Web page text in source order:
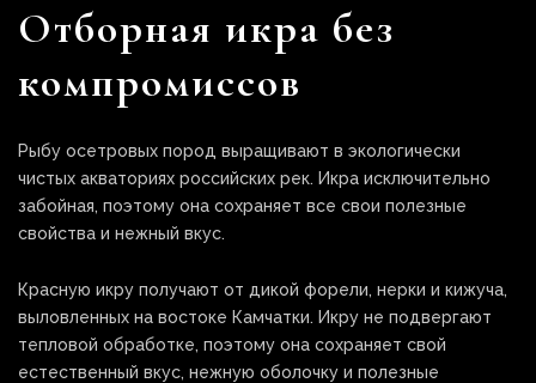
Отборная икра без
компромиссов
Рыбу осетровых пород выращивают в экологически
чистых акваториях российских рек. Икра исключительно
забойная, поэтому она сохраняет все свои полезные
свойства и нежный вкус.
Красную икру получают от дикой форели, нерки и кижуча,
выловленных на востоке Камчатки. Икру не подвергают
тепловой обработке, поэтому она сохраняет свой
естественный вкус, нежную оболочку и полезные